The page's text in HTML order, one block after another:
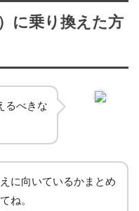
に乗り換えた方
るべきな
に向いているかまとめ
ね。